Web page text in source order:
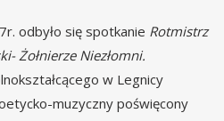
odbyło się spotkanie Rotmistrz
Żołnierze Niezłomni.
w Legnicy
muzyczny poświęcony